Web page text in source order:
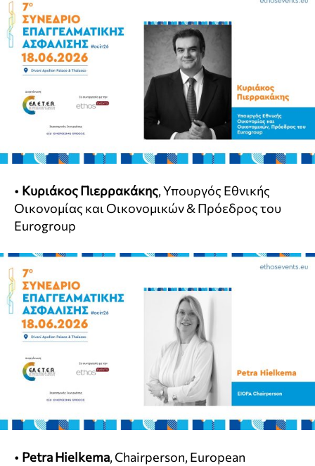
• Κυριάκος Πιερρακάκης, Υπουργός Εθνικής
Οικονομίας και Οικονομικών & Πρόεδρος του
Eurogroup
• Petra Hielkema, Chairperson, European